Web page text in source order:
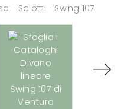
- Salotti - Swing 107